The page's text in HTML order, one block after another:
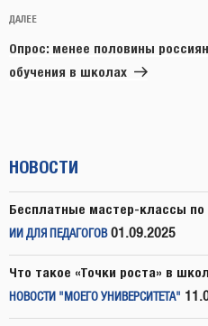
Следующая
запись
ДАЛЕЕ
Опрос: менее половины
обучения в школах
НОВОСТИ
Бесплатные мастер-классы по
ИИ ДЛЯ ПЕДАГОГОВ 01.09.2025
Что такое «Точки роста» в
НОВОСТИ "МОЕГО УНИВЕРСИТЕТА"